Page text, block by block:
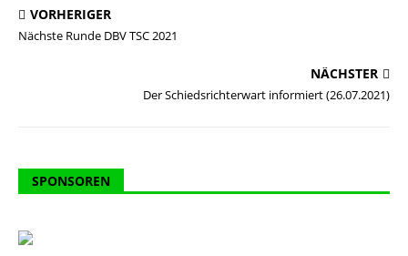
VORHERIGER
Nächste Runde DBV TSC 2021
NÄCHSTER
Der Schiedsrichterwart informiert (26.07.2021)
SPONSOREN